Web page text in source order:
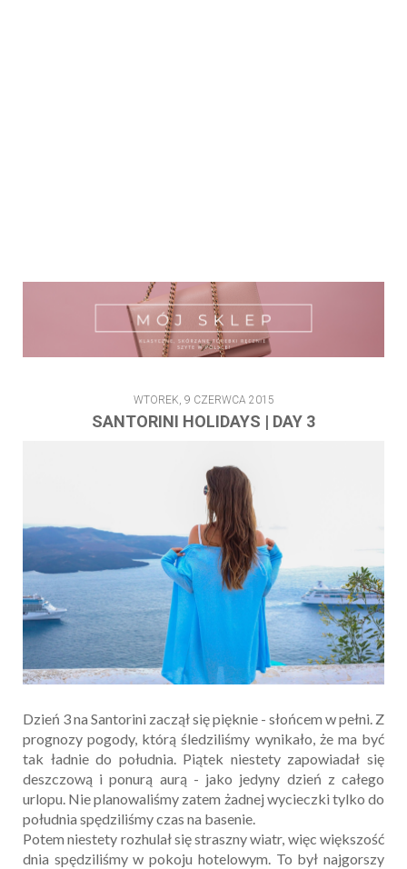
WTOREK, 9 CZERWCA 2015
SANTORINI HOLIDAYS | DAY 3
Dzień 3 na Santorini zaczął się pięknie - słońcem w pełni. Z
prognozy pogody, którą śledziliśmy wynikało, że ma być
tak ładnie do południa. Piątek niestety zapowiadał się
deszczową i ponurą aurą - jako jedyny dzień z całego
urlopu. Nie planowaliśmy zatem żadnej wycieczki tylko do
południa spędziliśmy czas na basenie.
Potem niestety rozhulał się straszny wiatr, więc większość
dnia spędziliśmy w pokoju hotelowym. To był najgorszy